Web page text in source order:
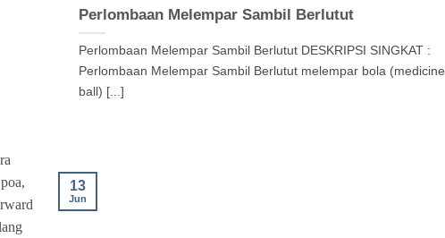
Perlombaan Melempar Sambil Berlutut
Perlombaan Melempar Sambil Berlutut DESKRIPSI SINGKAT :
Perlombaan Melempar Sambil Berlutut melempar bola (medicine
ball) [...]
13
Jun